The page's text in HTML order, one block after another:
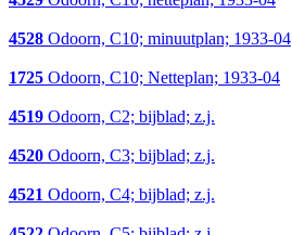
4528 Odoorn, C10; minuutplan; 1933-04
1725 Odoorn, C10; Netteplan; 1933-04
4519 Odoorn, C2; bijblad; z.j.
4520 Odoorn, C3; bijblad; z.j.
4521 Odoorn, C4; bijblad; z.j.